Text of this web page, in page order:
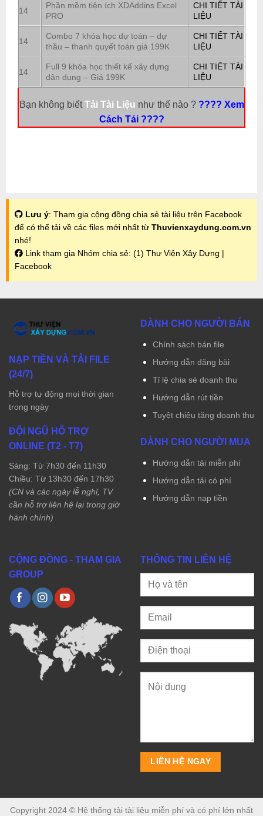
14
Phần mềm tiện ích XDAddins Excel
PRO
CHI TIẾT TÀI
LIỆU
14
Combo 7 khóa học dự toán – dự
thầu – thanh quyết toán giá 199K
CHI TIẾT TÀI
LIỆU
14
Full 9 khóa học thiết kế xây dựng
dân dụng – Giá 199K
CHI TIẾT TÀI
LIỆU
Bạn không biếtTải Tài Liệu như thế nào ? ???? Xem
Cách Tải ????
Lưu ý: Tham gia cộng đồng chia sẻ tài liệu trên Facebook
để có thể tải về các files mới nhất từ Thuvienxaydung.com.vn
nhé!
Link tham gia Nhóm chia sẻ: (1) Thư Viện Xây Dựng |
Facebook
NẠP TIỀN VÀ TẢI FILE
(24/7)
Hỗ trợ tự động mọi thời gian
trong ngày
ĐỘI NGŨ HỖ TRỢ
ONLINE (T2 - T7)
Sáng: Từ 7h30 đến 11h30
Chiều: Từ 13h30 đến 17h30
(CN và các ngày lễ nghỉ, TV
cần hỗ trợ liên hệ lại trong giờ
hành chính)
DÀNH CHO NGƯỜI BÁN
Chính sách bán file
Hướng dẫn đăng bài
Tỉ lệ chia sẻ doanh thu
Hướng dẫn rút tiền
Tuyệt chiêu tăng doanh thu
DÀNH CHO NGƯỜI MUA
Hướng dẫn tải miễn phí
Hướng dẫn tải có phí
Hướng dẫn nạp tiền
CỘNG ĐỒNG - THAM GIA
GROUP
THÔNG TIN LIÊN HỆ
Copyright 2024 © Hệ thống tải tài liệu miễn phí và có phí lớn nhất